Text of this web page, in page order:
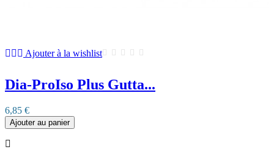
Ajouter à la wishlist
Dia-ProIso Plus Gutta...
6,85 €
Ajouter au panier